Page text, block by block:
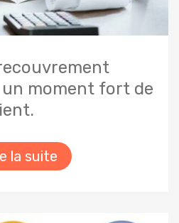
moment fort de
la suite